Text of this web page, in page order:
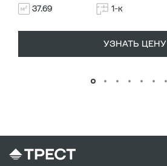
37.69 1-к
УЗНАТЬ ЦЕНУ